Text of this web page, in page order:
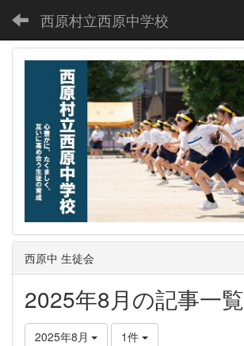
西原村立西原中学校
西原中 生徒会
2025年8月の記事一覧
2025年8月 1件